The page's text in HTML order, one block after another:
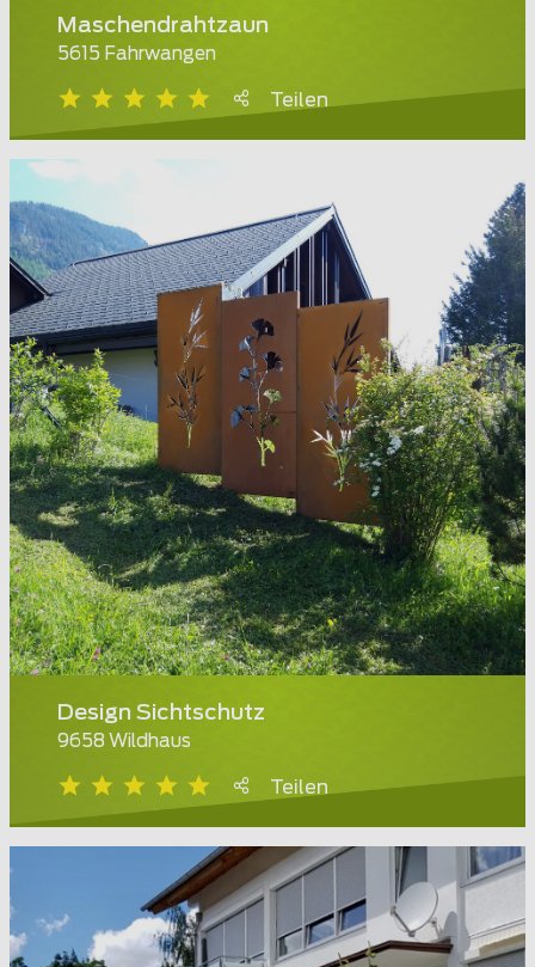
Maschendrahtzaun
5615 Fahrwangen
Teilen
Design Sichtschutz
9658 Wildhaus
Teilen